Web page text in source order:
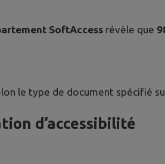
SoftAccess révèle que
le type de document spécifié
d’accessibilité